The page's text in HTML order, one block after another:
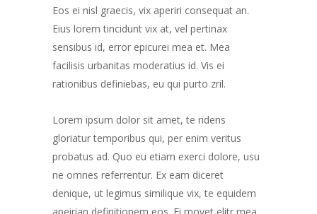
Eos ei nisl graecis, vix aperiri consequat an.
Eius lorem tincidunt vix at, vel pertinax
sensibus id, error epicurei mea et. Mea
facilisis urbanitas moderatius id. Vis ei
rationibus definiebas, eu qui purto zril.
Lorem ipsum dolor sit amet, te ridens
gloriatur temporibus qui, per enim veritus
probatus ad. Quo eu etiam exerci dolore, usu
ne omnes referrentur. Ex eam diceret
denique, ut legimus similique vix, te equidem